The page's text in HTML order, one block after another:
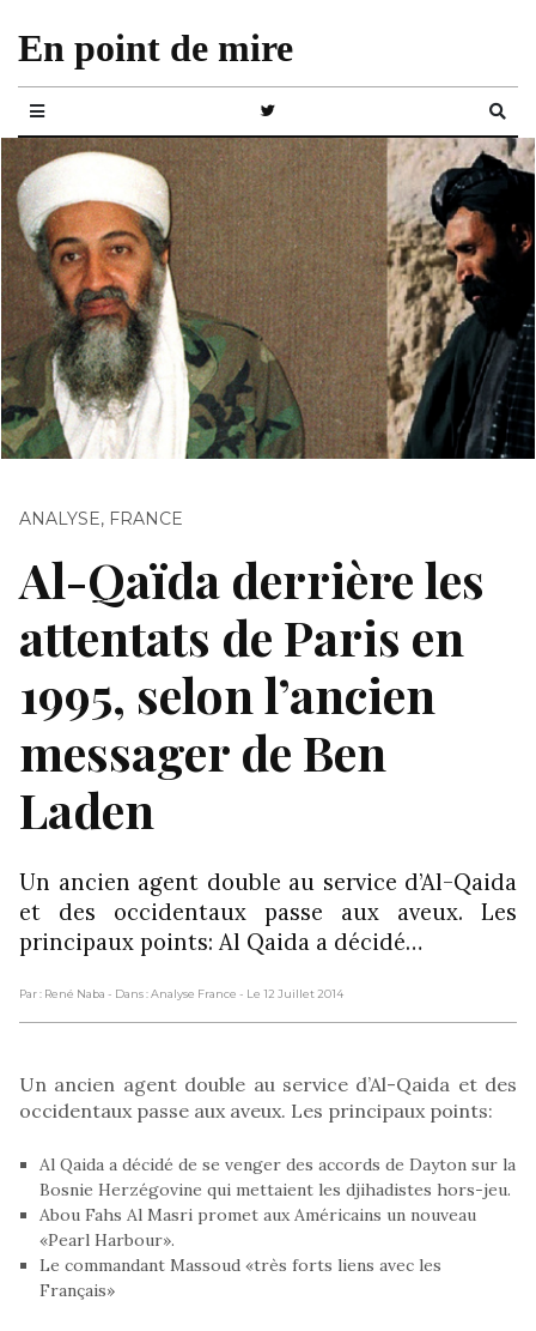
En point de mire
ANALYSE, FRANCE
Al-Qaïda derrière les
attentats de Paris en
1995, selon l’ancien
messager de Ben
Laden
Un ancien agent double au service d’Al-Qaida
et des occidentaux passe aux aveux. Les
principaux points: Al Qaida a décidé…
Par : René Naba - Dans : Analyse France - Le 12 Juillet 2014
Un ancien agent double au service d’Al-Qaida et des
occidentaux passe aux aveux. Les principaux points:
Al Qaida a décidé de se venger des accords de Dayton sur la
Bosnie Herzégovine qui mettaient les djihadistes hors-jeu.
Abou Fahs Al Masri promet aux Américains un nouveau
«Pearl Harbour».
Le commandant Massoud «très forts liens avec les
Français»